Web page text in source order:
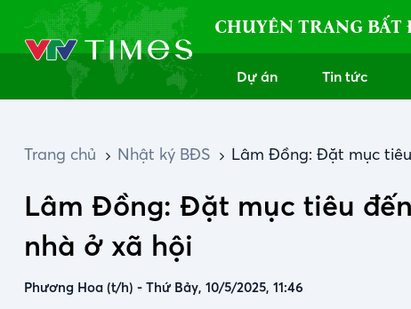
CHUYÊN TRANG BẤT
Dự án Tin tức
Trang chủ Nhật ký BĐS Lâm Đồng: Đặt mục
Lâm Đồng: Đặt mục tiêu
nhà ở xã hội
Phương Hoa (t/h) - Thứ Bảy, 10/5/2025, 11:46